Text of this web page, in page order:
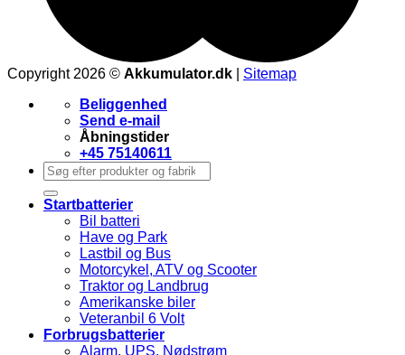
Copyright 2026 © Akkumulator.dk
Sitemap
Beliggenhed
Send e-mail
Åbningstider
+45 75140611
Søg
efter:
Startbatterier
Bil batteri
Have og Park
Lastbil og Bus
Motorcykel, ATV og Scooter
Traktor og Landbrug
Amerikanske biler
Veteranbil 6 Volt
Forbrugsbatterier
Alarm, UPS, Nødstrøm